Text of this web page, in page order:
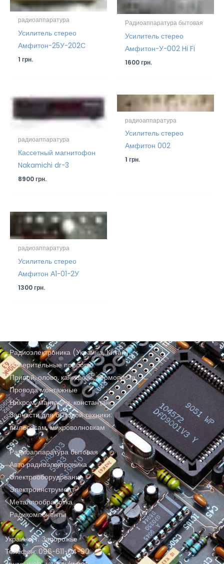
радиоаппаратура
Усилитель стерео
Амфитон-25У-202С
1грн.
Радиоаппаратура бытовая
Усилитель стерео
Амфитон-У-002 Hi Fi
1600грн.
радиоаппаратура
Кассетный магнитофон
Nakamichi dr-3
8900грн.
радиоаппаратура
Усилитель стерео
Амфитон 002
1грн.
радиоаппаратура
Усилитель стерео
Амфитон А1-01-2У
1300грн.
Радиоэлектроника (Украина, Китай)
Измерительные приборы
Припой, олово, канифоль, термопаста
Провода монтажные
Нихром, манганин, константан
Запчасти для бытовой техники:
пылесосам, микроволновкам
Радиоаппаратура бытовая
Авто радиоэлектроника
Электрооборудование
Электроинструмент
Металлообработка
Радикомпоненты
Украина, г. Запорожье
Телефон: 096-611-04-90